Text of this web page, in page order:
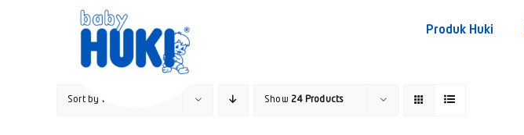
Produk Huki
Sort by Popularity Show24 Products